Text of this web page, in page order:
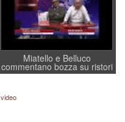
Miatello e Belluco
commentano bozza su ristori
BPVi e Veneto Banca